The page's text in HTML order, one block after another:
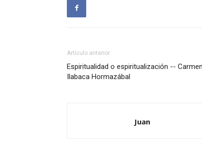
Artículo anterior
Espiritualidad o espiritualización -- Carmen
Ilabaca Hormazábal
Juan